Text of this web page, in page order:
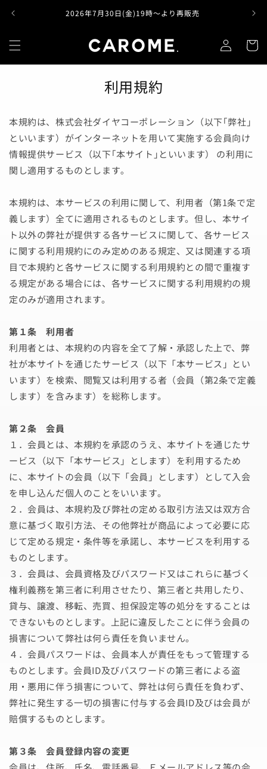
2026年7月30日(金)19時～より再販売
グ
イ
ン
ー
利用規約
本規約は、株式会社ダイヤコーポレーション（以下｢弊社｣
といいます）がインターネットを用いて実施する会員向け
情報提供サービス（以下｢本サイト｣といいます） の利用に
関し適用するものとします｡
本規約は、本サービスの利用に関して、利用者（第1条で定
義します）全てに適用されるものとします。但し、本サイ
ト以外の弊社が提供する各サービスに関して、各サービス
に関する利用規約にのみ定めのある規定、又は関連する項
目で本規約と各サービスに関する利用規約との間で重複す
る規定がある場合には、各サービスに関する利用規約の規
定のみが適用されます。
第１条 利用者
利用者とは、本規約の内容を全て了解・承認した上で、弊
社が本サイトを通じたサービス（以下「本サービス」とい
います）を検索、閲覧又は利用する者（会員（第2条で定義
します）を含みます）を総称します。
第２条 会員
１．会員とは、本規約を承認のうえ、本サイトを通じたサ
ービス（以下「本サービス」とします）を利用するため
に、本サイトの会員（以下「会員」とします）として入会
を申し込んだ個人のことをいいます。
２．会員は、本規約及び弊社の定める取引方法又は双方合
意に基づく取引方法、その他弊社が商品によって必要に応
じて定める規定・条件等を承諾し、本サービスを利用する
ものとします。
３．会員は、会員資格及びパスワード又はこれらに基づく
権利義務を第三者に利用させたり、第三者と共用したり、
貸与、譲渡、移転、売買、担保設定等の処分をすることは
できないものとします。上記に違反したことに伴う会員の
損害について弊社は何ら責任を負いません。
４．会員パスワードは、会員本人が責任をもって管理する
ものとします。会員ID及びパスワードの第三者による盗
用・悪用に伴う損害について、弊社は何ら責任を負わず、
弊社に発生する一切の損害に付与する会員ID及びは会員が
賠償するものとします。
第３条 会員登録内容の変更